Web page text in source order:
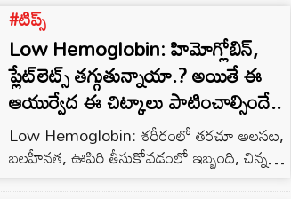
#టిప్స్
Low Hemoglobin: హిమోగ్లోబిన్‌,
ప్లేట్‌లెట్స్ తగ్గుతున్నాయా.? అయితే ఈ
ఆయుర్వేద ఈ చిట్కాలు పాటించాల్సిందే..
Low Hemoglobin: శరీరంలో తరచూ అలసట,
బలహీనత, ఊపిరి తీసుకోవడంలో ఇబ్బంది, చిన్న
గాయానికే ఎక్కువ రక్తస్రావం వంటి సమస్యలు